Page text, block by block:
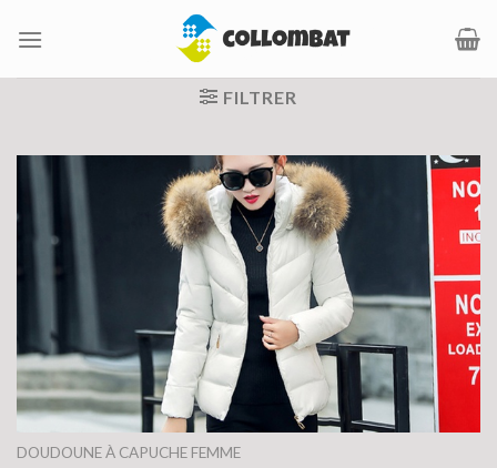
FILTRER
DOUDOUNE À CAPUCHE FEMME